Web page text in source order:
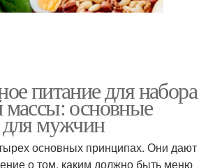
питание для набора
основные
мужчин
основных принципах. Они дают
о том, каким должно быть меню